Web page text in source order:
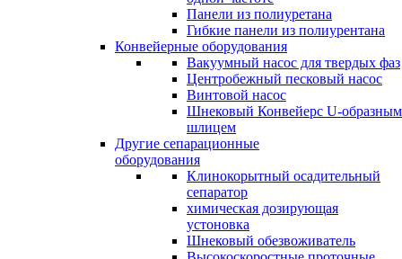
Панели из полиуретана
Гибкие панели из полиурентана
Конвейерные оборудования
Вакуумный насос для твердых фаз
Центробежный песковый насос
Винтовой насос
Шнековый Конвейерс U-образным
шлицем
Другие сепарационные
оборудования
Клинокорытный осадительный
сепаратор
химическая дозирующая
устоновка
Шнековый обезвоживатель